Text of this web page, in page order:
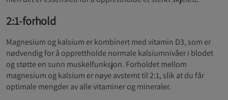
2:1-forhold
Magnesium og kalsium er kombinert med vitamin D3, som er
nødvendig for å opprettholde normale kalsiumnivåer i blodet
og støtte en sunn muskelfunksjon. Forholdet mellom
magnesium og kalsium er nøye avstemt til 2:1, slik at du får
optimale mengder av alle vitaminer og mineraler.